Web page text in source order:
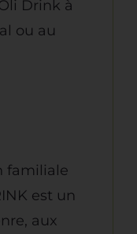
Drink à
ou au
familiale
est un
aux